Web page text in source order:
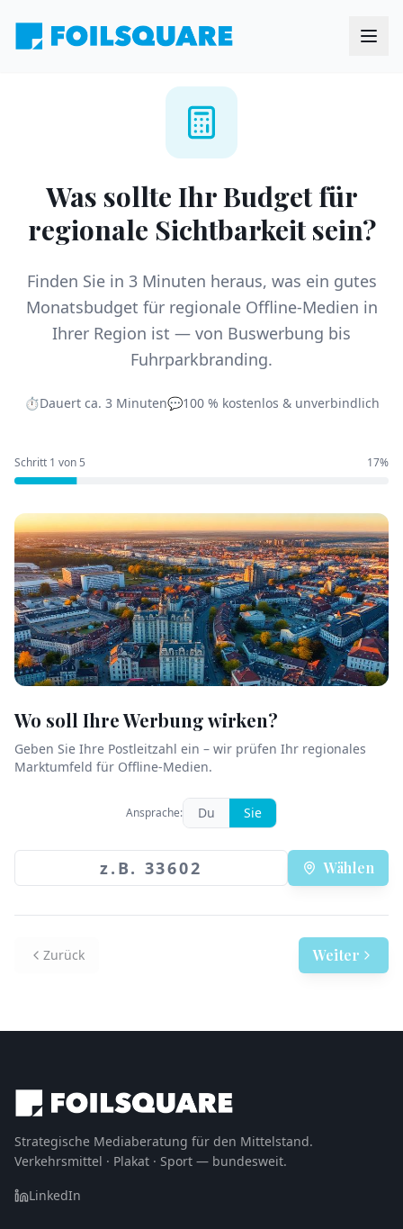
Was sollte Ihr Budget für
regionale Sichtbarkeit sein?
Finden Sie in 3 Minuten heraus, was ein gutes
Monatsbudget für regionale Offline-Medien in
Ihrer Region ist — von Buswerbung bis
Fuhrparkbranding.
⏱Dauert ca. 3 Minuten💬100 % kostenlos & unverbindlich
Schritt 1 von 5 17%
Wo soll Ihre Werbung wirken?
Geben Sie Ihre Postleitzahl ein – wir prüfen Ihr regionales
Marktumfeld für Offline-Medien.
Ansprache: Du Sie
Wählen
Zurück Weiter
Strategische Mediaberatung für den Mittelstand.
Verkehrsmittel · Plakat · Sport — bundesweit.
LinkedIn